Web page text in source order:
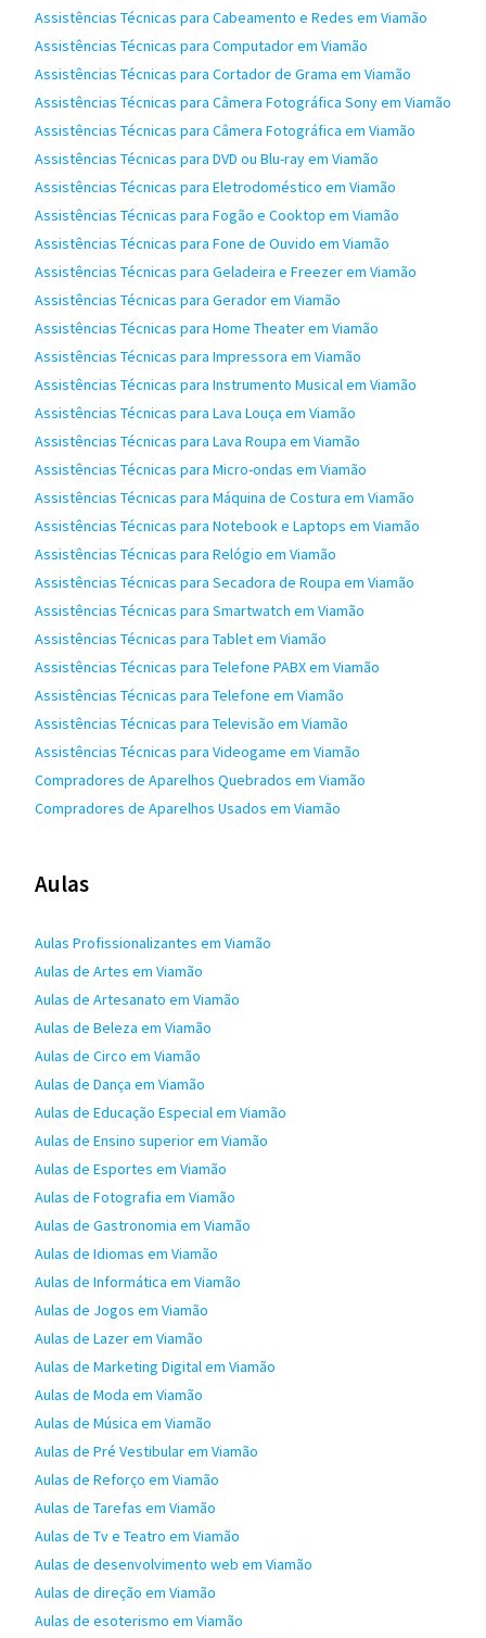
Assistências Técnicas para Cabeamento e Redes em Viamão
Assistências Técnicas para Computador em Viamão
Assistências Técnicas para Cortador de Grama em Viamão
Assistências Técnicas para Câmera Fotográfica Sony em Viamão
Assistências Técnicas para Câmera Fotográfica em Viamão
Assistências Técnicas para DVD ou Blu-ray em Viamão
Assistências Técnicas para Eletrodoméstico em Viamão
Assistências Técnicas para Fogão e Cooktop em Viamão
Assistências Técnicas para Fone de Ouvido em Viamão
Assistências Técnicas para Geladeira e Freezer em Viamão
Assistências Técnicas para Gerador em Viamão
Assistências Técnicas para Home Theater em Viamão
Assistências Técnicas para Impressora em Viamão
Assistências Técnicas para Instrumento Musical em Viamão
Assistências Técnicas para Lava Louça em Viamão
Assistências Técnicas para Lava Roupa em Viamão
Assistências Técnicas para Micro-ondas em Viamão
Assistências Técnicas para Máquina de Costura em Viamão
Assistências Técnicas para Notebook e Laptops em Viamão
Assistências Técnicas para Relógio em Viamão
Assistências Técnicas para Secadora de Roupa em Viamão
Assistências Técnicas para Smartwatch em Viamão
Assistências Técnicas para Tablet em Viamão
Assistências Técnicas para Telefone PABX em Viamão
Assistências Técnicas para Telefone em Viamão
Assistências Técnicas para Televisão em Viamão
Assistências Técnicas para Videogame em Viamão
Compradores de Aparelhos Quebrados em Viamão
Compradores de Aparelhos Usados em Viamão
Aulas
Aulas Profissionalizantes em Viamão
Aulas de Artes em Viamão
Aulas de Artesanato em Viamão
Aulas de Beleza em Viamão
Aulas de Circo em Viamão
Aulas de Dança em Viamão
Aulas de Educação Especial em Viamão
Aulas de Ensino superior em Viamão
Aulas de Esportes em Viamão
Aulas de Fotografia em Viamão
Aulas de Gastronomia em Viamão
Aulas de Idiomas em Viamão
Aulas de Informática em Viamão
Aulas de Jogos em Viamão
Aulas de Lazer em Viamão
Aulas de Marketing Digital em Viamão
Aulas de Moda em Viamão
Aulas de Música em Viamão
Aulas de Pré Vestibular em Viamão
Aulas de Reforço em Viamão
Aulas de Tarefas em Viamão
Aulas de Tv e Teatro em Viamão
Aulas de desenvolvimento web em Viamão
Aulas de direção em Viamão
Aulas de esoterismo em Viamão